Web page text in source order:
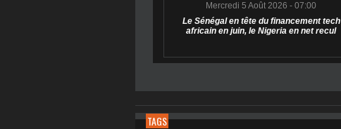
Mercredi 5 Août 2026 - 07:00
Le Sénégal en tête du financement tech
africain en juin, le Nigeria en net recul
TAGS